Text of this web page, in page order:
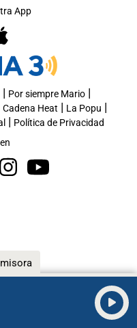
App
| Por siempre Mario|
Cadena Heat | La Popu |
| Política de Privacidad